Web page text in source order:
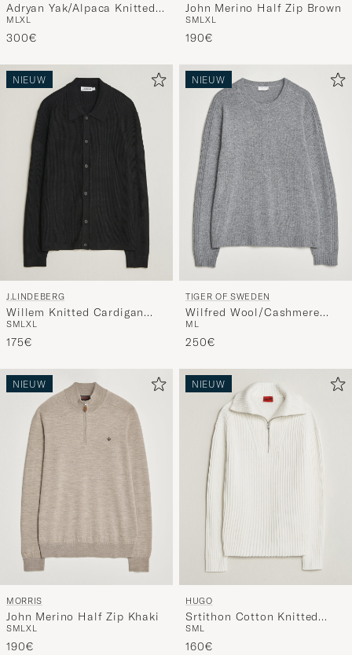
Adryan Yak/Alpaca Knitted
Sweater Stone Melange
M LXL
300€
John Merino Half Zip Brown
SMLXL
190€
NIEUW
J.LINDEBERG
Willem Knitted Cardigan
Black
SMLXL
175€
NIEUW
TIGER OF SWEDEN
Wilfred Wool/Cashmere
Sweater Light Grey Melange
M L
250€
NIEUW
MORRIS
John Merino Half Zip Khaki
SMLXL
190€
NIEUW
HUGO
Srtithon Cotton Knitted
Half Zip Natural
SML
160€